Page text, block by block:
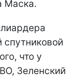
Маска.
спутниковой
что у
Зеленский